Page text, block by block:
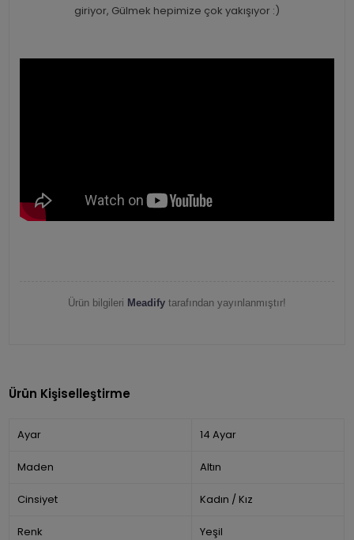
giriyor, Gülmek hepimize çok yakışıyor :)
Ürün bilgileri Meadify tarafından yayınlanmıştır!
Ürün Kişiselleştirme
Ayar 14 Ayar
Maden Altın
Cinsiyet Kadın / Kız
Renk Yeşil